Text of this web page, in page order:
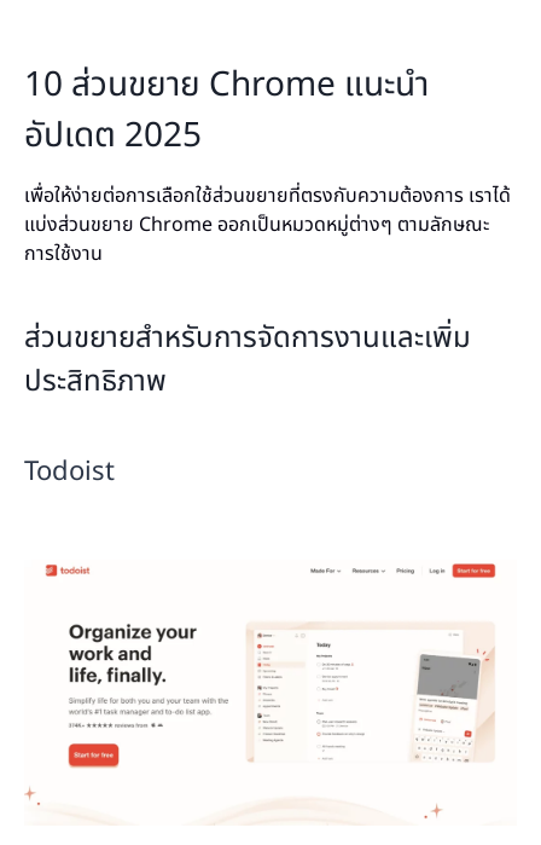
10 ส่วนขยาย Chrome แนะนำ
อัปเดต 2025
เพื่อให้ง่ายต่อการเลือกใช้ส่วนขยายที่ตรงกับความต้องการ เราได้
แบ่งส่วนขยาย Chrome ออกเป็นหมวดหมู่ต่างๆ ตามลักษณะ
การใช้งาน
ส่วนขยายสำหรับการจัดการงานและเพิ่ม
ประสิทธิภาพ
Todoist